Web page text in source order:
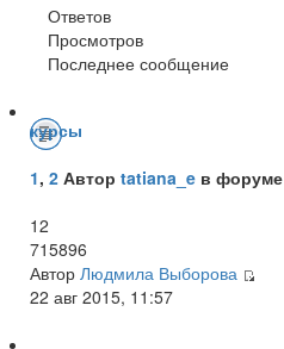
Ответов
Просмотров
Последнее сообщение
курсы
1, 2 Автор tatiana_e в форуме
12
715896
Автор Людмила Выборова
22 авг 2015, 11:57